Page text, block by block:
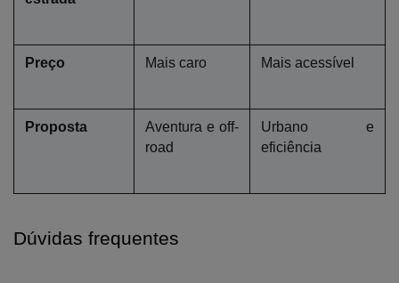
Preço Mais caro Mais acessível
Proposta
Aventura e off-
road
Urbano e
eficiência
Dúvidas frequentes